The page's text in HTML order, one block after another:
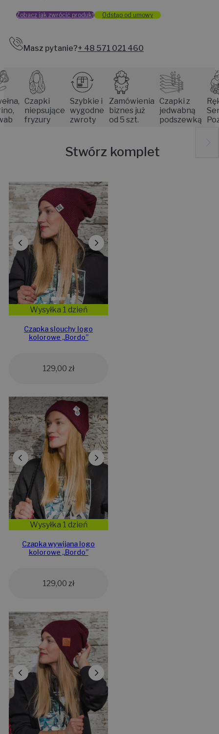
Zobacz jak zwrócić produkt Odstąp od umowy
Masz pytanie?+ 48 571 021 460
Czapki
niepsujące
fryzury
Szybkie i
wygodne
zwroty
Zamówienia
biznes już
od 5 szt.
Czapki z
jedwabną
podszewką
Stwórz komplet
Wysyłka 1 dzień
Czapka slouchy logo
kolorowe „Bordo”
129,00 zł
Wysyłka 1 dzień
Czapka wywijana logo
kolorowe „Bordo”
129,00 zł